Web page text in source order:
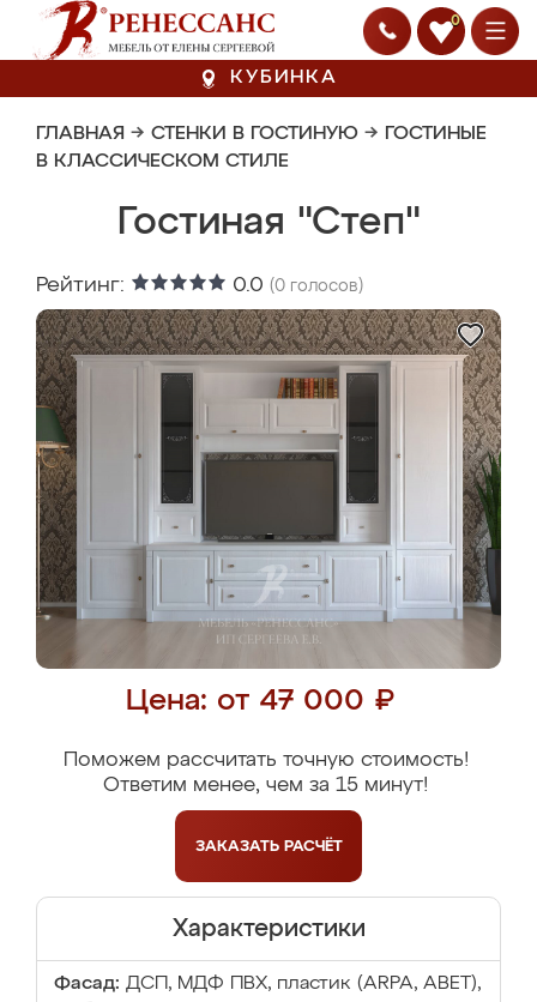
0
КУБИНКА
ГЛАВНАЯ → СТЕНКИ В ГОСТИНУЮ → ГОСТИНЫЕ
В КЛАССИЧЕСКОМ СТИЛЕ
Гостиная "Степ"
Рейтинг: 0.0 (0 голосов)
Цена: от 47 000 ₽
Поможем рассчитать точную стоимость!
Ответим менее, чем за 15 минут!
ЗАКАЗАТЬ РАСЧЁТ
Характеристики
Фасад: ДСП, МДФ ПВХ, пластик (ARPA, ABET),